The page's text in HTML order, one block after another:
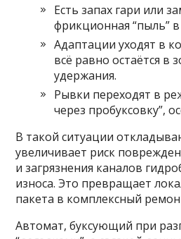
Есть запах гари или
фрикционная “пыль”
Адаптации уходят в
всё равно остаётся в
удержания.
Рывки переходят в
через пробуксовку”,
В такой ситуации
увеличивает риск
и загрязнения каналов
износа. Это превращает
пакета в комплексный
Автомат, буксующий при